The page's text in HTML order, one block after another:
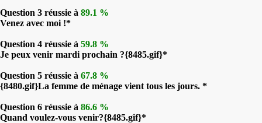
Question 3 réussie à 89.1 %
Venez avec moi !*
Question 4 réussie à 59.8 %
Je peux venir mardi prochain ?{8485.gif}*
Question 5 réussie à 67.8 %
{8480.gif}La femme de ménage vient tous les jours. *
Question 6 réussie à 86.6 %
Quand voulez-vous venir?{8485.gif}*